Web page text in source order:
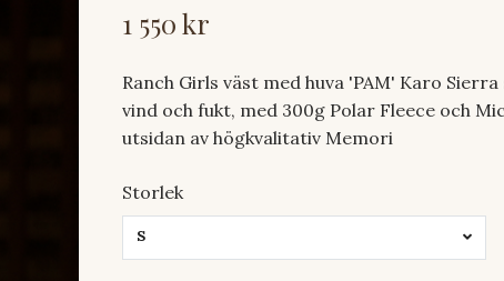
1 550 kr
Ranch Girls väst med huva 'PAM' Karo
vind och fukt, med 300g Polar Fleece och
utsidan av högkvalitativ Memori
Storlek
S